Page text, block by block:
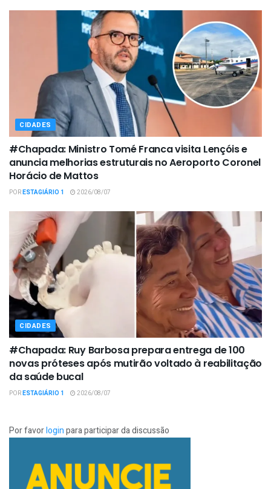
CIDADES
#Chapada: Ministro Tomé Franca visita Lençóis e
anuncia melhorias estruturais no Aeroporto Coronel
Horácio de Mattos
PORESTAGIÁRIO 1 2026/08/07
CIDADES
#Chapada: Ruy Barbosa prepara entrega de 100
novas próteses após mutirão voltado à reabilitação
da saúde bucal
PORESTAGIÁRIO 1 2026/08/07
Por favorloginpara participar da discussão